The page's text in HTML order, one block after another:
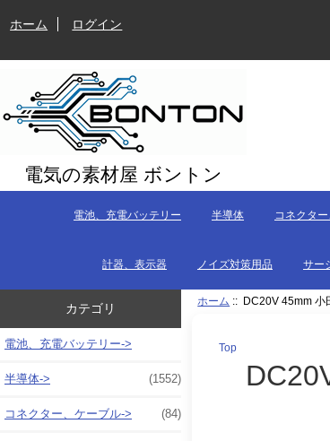
ホーム ログイン
電気の素材屋 ボントン
電池、充電バッテリー 半導体 コネクタ
計器、表示器 ノイズ対策用品 サー
カテゴリ
電池、充電バッテリー->
半導体-> (1552)
コネクター、ケーブル-> (84)
ホーム :: DC20V 45mm 小
Top